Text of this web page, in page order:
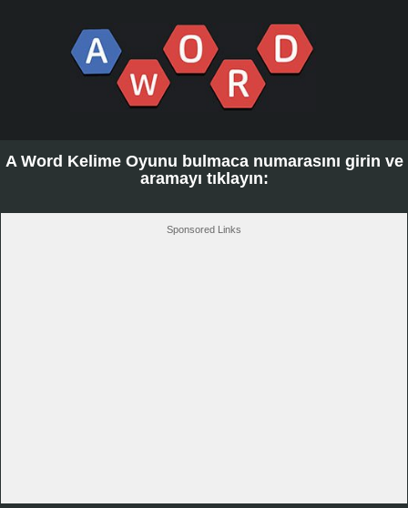
A Word Kelime Oyunu bulmaca numarasını girin ve
aramayı tıklayın:
Sponsored Links